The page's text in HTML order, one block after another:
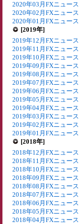
2020年03月FXニュース
2020年02月FXニュース
2020年01月FXニュース
[2019年]
2019年12月FXニュース
2019年11月FXニュース
2019年10月FXニュース
2019年09月FXニュース
2019年08月FXニュース
2019年07月FXニュース
2019年06月FXニュース
2019年05月FXニュース
2019年04月FXニュース
2019年03月FXニュース
2019年02月FXニュース
2019年01月FXニュース
[2018年]
2018年12月FXニュース
2018年11月FXニュース
2018年10月FXニュース
2018年09月FXニュース
2018年08月FXニュース
2018年07月FXニュース
2018年06月FXニュース
2018年05月FXニュース
2018年04月FXニュース